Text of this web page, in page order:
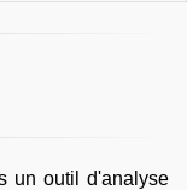
un outil d'analyse